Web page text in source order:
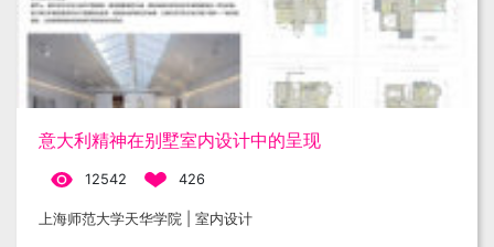
意大利精神在别墅室内设计中的呈现
12542 426
上海师范大学天华学院 | 室内设计